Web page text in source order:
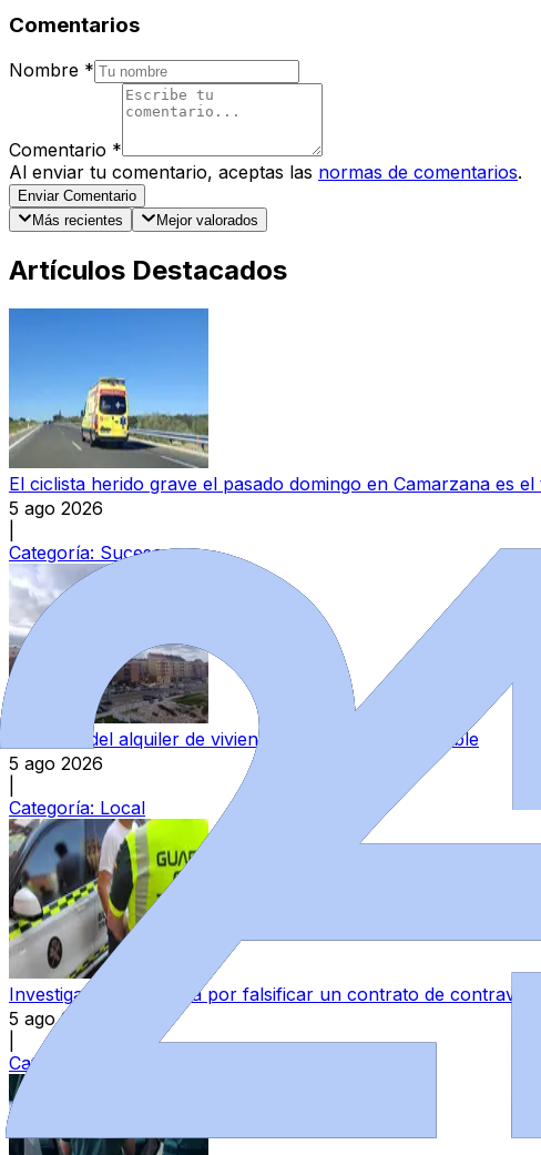
Comentarios
Nombre *
Comentario *
Al enviar tu comentario, aceptas las normas de comentarios.
Enviar Comentario
Más recientes
Mejor valorados
Artículos Destacados
El ciclista herido grave el pasado domingo en Camarzana es
5 ago 2026
Categoría: Sucesos
El precio del alquiler de viviendas en Zamora, imparable
5 ago 2026
Categoría: Local
Investigado en Zamora por falsificar un contrato de
5 ago 2026
Categoría: